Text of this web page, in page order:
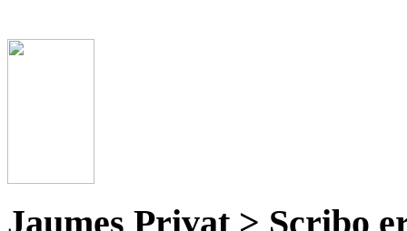
Jaumes Privat > Scribo